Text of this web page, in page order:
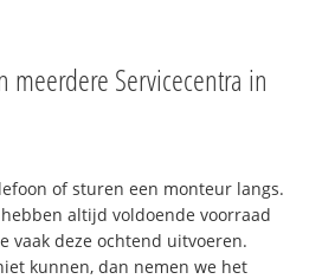
meerdere Servicecentra in
of sturen een monteur langs.
altijd voldoende voorraad
vaak deze ochtend uitvoeren.
kunnen, dan nemen we het